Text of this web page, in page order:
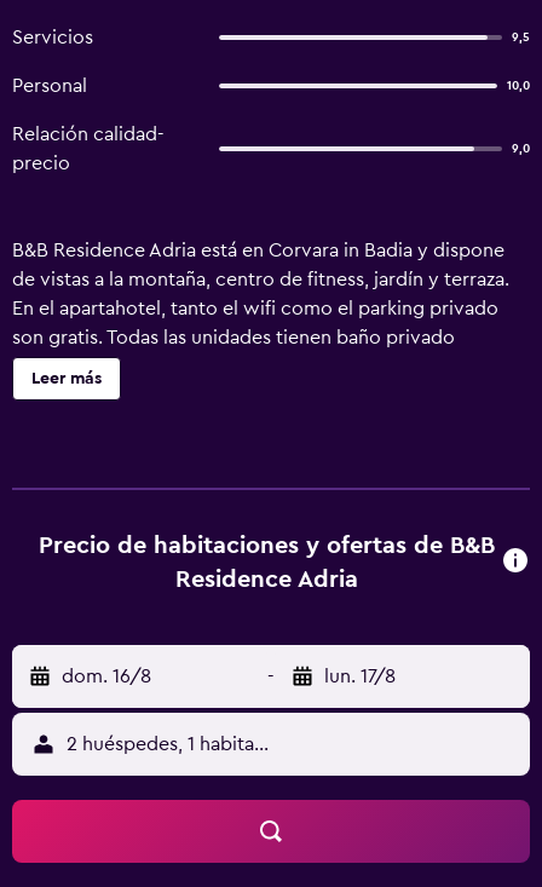
Servicios 9,5
Personal 10,0
Relación calidad-
precio
9,0
B&B Residence Adria está en Corvara in Badia y dispone
de vistas a la montaña, centro de fitness, jardín y terraza.
En el apartahotel, tanto el wifi como el parking privado
son gratis. Todas las unidades tienen baño privado
totalmente equipado con bidet y secador de pelo. En el
alojamiento se puede disfrutar de un desayuno buffet,
km. El aeropuerto (Aeropuerto de Bolzano) está a 67 km.
Leer más
Precio de habitaciones y ofertas de B&B
Residence Adria
dom. 16/8 - lun. 17/8
2 huéspedes, 1 habitación